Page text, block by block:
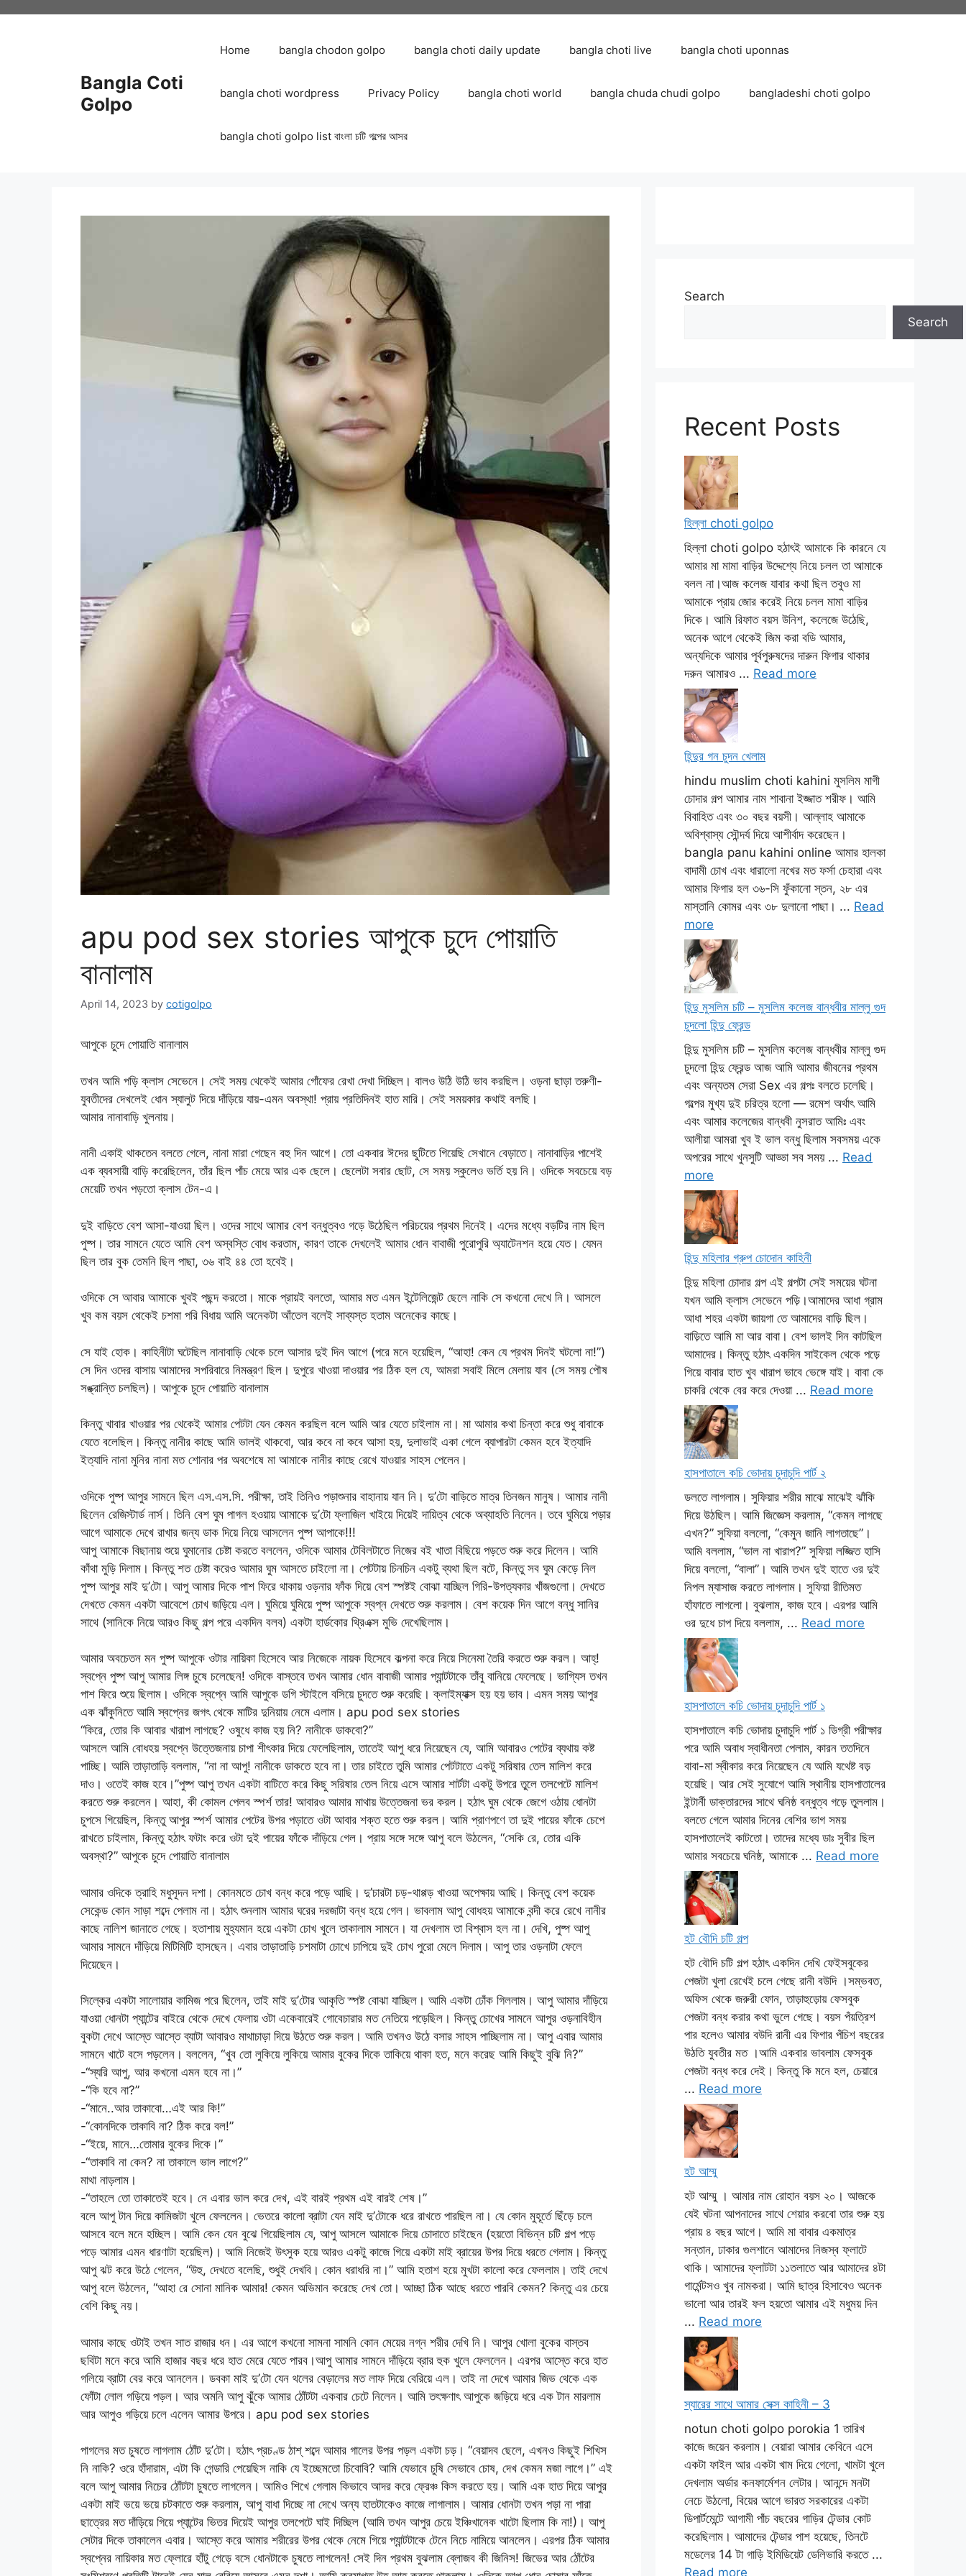
Bangla Coti
Golpo
Home bangla chodon golpo bangla choti daily update bangla choti live bangla choti uponnas
bangla choti wordpress Privacy Policy bangla choti world bangla chuda chudi golpo bangladeshi choti golpo
bangla choti golpo list বাংলা চটি গল্পের আসর
apu pod sex stories আপুকে চুদে পোয়াতি
বানালাম
April 14, 2023 by cotigolpo
আপুকে চুদে পোয়াতি বানালাম
তখন আমি পড়ি ক্লাস সেভেনে। সেই সময় থেকেই আমার গোঁফের রেখা দেখা দিচ্ছিল। বালও উঠি উঠি ভাব করছিল। ওড়না ছাড়া তরুণী-
যুবতীদের দেখলেই ধোন স্যালুট দিয়ে দাঁড়িয়ে যায়-এমন অবস্থা! প্রায় প্রতিদিনই হাত মারি। সেই সময়কার কথাই বলছি।
আমার নানাবাড়ি খুলনায়।
নানী একাই থাকতেন বলতে গেলে, নানা মারা গেছেন বহু দিন আগে। তো একবার ঈদের ছুটিতে গিয়েছি সেখানে বেড়াতে। নানাবাড়ির পাশেই
এক ব্যবসায়ী বাড়ি করেছিলেন, তাঁর ছিল পাঁচ মেয়ে আর এক ছেলে। ছেলেটা সবার ছোট, সে সময় স্কুলেও ভর্তি হয় নি। ওদিকে সবচেয়ে বড়
মেয়েটি তখন পড়তো ক্লাস টেন-এ।
দুই বাড়িতে বেশ আসা-যাওয়া ছিল। ওদের সাথে আমার বেশ বন্ধুত্বও গড়ে উঠেছিল পরিচয়ের প্রথম দিনেই। এদের মধ্যে বড়টির নাম ছিল
পুষ্প। তার সামনে যেতে আমি বেশ অস্বস্তি বোধ করতাম, কারণ তাকে দেখলেই আমার ধোন বাবাজী পুরোপুরি অ্যাটেনশন হয়ে যেত। যেমন
ছিল তার বুক তেমনি ছিল পাছা, ৩৬ বাই ৪৪ তো হবেই।
ওদিকে সে আবার আমাকে খুবই পছন্দ করতো। মাকে প্রায়ই বলতো, আমার মত এমন ইন্টেলিজেন্ট ছেলে নাকি সে কখনো দেখে নি। আসলে
খুব কম বয়স থেকেই চশমা পরি বিধায় আমি অনেকটা আঁতেল বলেই সাব্যস্ত হতাম অনেকের কাছে।
সে যাই হোক। কাহিনীটা ঘটেছিল নানাবাড়ি থেকে চলে আসার দুই দিন আগে (পরে মনে হয়েছিল, “আহা! কেন যে প্রথম দিনই ঘটলো না!”)
সে দিন ওদের বাসায় আমাদের সপরিবারে নিমন্ত্রণ ছিল। দুপুরে খাওয়া দাওয়ার পর ঠিক হল যে, আমরা সবাই মিলে মেলায় যাব (সে সময় পৌষ
সঙ্ক্রান্তি চলছিল)। আপুকে চুদে পোয়াতি বানালাম
কিন্তু খাবার খাওয়ার পর থেকেই আমার পেটটা যেন কেমন করছিল বলে আমি আর যেতে চাইলাম না। মা আমার কথা চিন্তা করে শুধু বাবাকে
যেতে বলেছিল। কিন্তু নানীর কাছে আমি ভালই থাকবো, আর কবে না কবে আসা হয়, দুলাভাই একা গেলে ব্যাপারটা কেমন হবে ইত্যাদি
ইত্যাদি নানা মুনির নানা মত শোনার পর অবশেষে মা আমাকে নানীর কাছে রেখে যাওয়ার সাহস পেলেন।
ওদিকে পুষ্প আপুর সামনে ছিল এস.এস.সি. পরীক্ষা, তাই তিনিও পড়াশুনার বাহানায় যান নি। দু’টো বাড়িতে মাত্র তিনজন মানুষ। আমার নানী
ছিলেন রেজিস্টার্ড নার্স। তিনি বেশ ঘুম পাগল হওয়ায় আমাকে দু’টো ফ্লাজিল খাইয়ে দিয়েই দায়িত্ব থেকে অব্যাহতি নিলেন। তবে ঘুমিয়ে পড়ার
আগে আমাকে দেখে রাখার জন্য ডাক দিয়ে নিয়ে আসলেন পুষ্প আপাকে!!!
আপু আমাকে বিছানায় শুয়ে ঘুমানোর চেষ্টা করতে বললেন, ওদিকে আমার টেবিলটাতে নিজের বই খাতা বিছিয়ে পড়তে শুরু করে দিলেন। আমি
কাঁথা মুড়ি দিলাম। কিন্তু শত চেষ্টা করেও আমার ঘুম আসতে চাইলো না। পেটটায় চিনচিন একটু ব্যথা ছিল বটে, কিন্তু সব ঘুম কেড়ে নিল
পুষ্প আপুর মাই দু’টো। আপু আমার দিকে পাশ ফিরে থাকায় ওড়নার ফাঁক দিয়ে বেশ স্পষ্টই বোঝা যাচ্ছিল গিরি-উপত্যকার খাঁজগুলো। দেখতে
দেখতে কেমন একটা আবেশে চোখ জড়িয়ে এল। ঘুমিয়ে ঘুমিয়ে পুষ্প আপুকে স্বপ্ন দেখতে শুরু করলাম। বেশ কয়েক দিন আগে বন্ধু সানির
সাথে (সানিকে নিয়ে আরও কিছু গল্প পরে একদিন বলব) একটা হার্ডকোর থ্রিএক্স মুভি দেখেছিলাম।
আমার অবচেতন মন পুষ্প আপুকে ওটার নায়িকা হিসেবে আর নিজেকে নায়ক হিসেবে কল্পনা করে নিয়ে সিনেমা তৈরি করতে শুরু করল। আহ্!
স্বপ্নে পুষ্প আপু আমার লিঙ্গ চুষে চলেছেন! ওদিকে বাস্তবে তখন আমার ধোন বাবাজী আমার প্যান্টটাকে তাঁবু বানিয়ে ফেলেছে। ভাগ্যিস তখন
পাশ ফিরে শুয়ে ছিলাম। ওদিকে স্বপ্নে আমি আপুকে ডগি স্টাইলে বসিয়ে চুদতে শুরু করেছি। ক্লাইম্যাক্স হয় হয় ভাব। এমন সময় আপুর
এক ঝাঁকুনিতে আমি স্বপ্নের জগৎ থেকে মাটির দুনিয়ায় নেমে এলাম। apu pod sex stories
“কিরে, তোর কি আবার খারাপ লাগছে? ওষুধে কাজ হয় নি? নানীকে ডাকবো?”
আসলে আমি বোধহয় স্বপ্নে উত্তেজনায় চাপা শীৎকার দিয়ে ফেলেছিলাম, তাতেই আপু ধরে নিয়েছেন যে, আমি আবারও পেটের ব্যথায় কষ্ট
পাচ্ছি। আমি তাড়াতাড়ি বললাম, “না না আপু! নানীকে ডাকতে হবে না। তার চাইতে তুমি আমার পেটটাতে একটু সরিষার তেল মালিশ করে
দাও। ওতেই কাজ হবে।”পুষ্প আপু তখন একটা বাটিতে করে কিছু সরিষার তেল নিয়ে এসে আমার শার্টটা একটু উপরে তুলে তলপেটে মালিশ
করতে শুরু করলেন। আহা, কী কোমল পেলব স্পর্শ তার! আবারও আমার মাথায় উত্তেজনা ভর করল। হঠাৎ ঘুম থেকে জেগে ওঠায় ধোনটা
চুপসে গিয়েছিল, কিন্তু আপুর স্পর্শ আমার পেটের উপর পড়াতে ওটা আবার শক্ত হতে শুরু করল। আমি প্রাণপণে তা দুই পায়ের ফাঁকে চেপে
রাখতে চাইলাম, কিন্তু হঠাৎ ফটাং করে ওটা দুই পায়ের ফাঁকে দাঁড়িয়ে গেল। প্রায় সঙ্গে সঙ্গে আপু বলে উঠলেন, “সেকি রে, তোর একি
অবস্থা?” আপুকে চুদে পোয়াতি বানালাম
আমার ওদিকে ত্রাহি মধুসূদন দশা। কোনমতে চোখ বন্ধ করে পড়ে আছি। দু’চারটা চড়-থাপ্পড় খাওয়া অপেক্ষায় আছি। কিন্তু বেশ কয়েক
সেকেন্ড কোন সাড়া শব্দে পেলাম না। হঠাৎ শুনলাম আমার ঘরের দরজাটা বন্ধ হয়ে গেল। ভাবলাম আপু বোধহয় আমাকে বন্দী করে রেখে নানীর
কাছে নালিশ জানাতে গেছে। হতাশায় মুহ্যমান হয়ে একটা চোখ খুলে তাকালাম সামনে। যা দেখলাম তা বিশ্বাস হল না। দেখি, পুষ্প আপু
আমার সামনে দাঁড়িয়ে মিটিমিটি হাসছেন। এবার তাড়াতাড়ি চশমাটা চোখে চাপিয়ে দুই চোখ পুরো মেলে দিলাম। আপু তার ওড়নাটা ফেলে
দিয়েছেন।
সিল্কের একটা সালোয়ার কামিজ পরে ছিলেন, তাই মাই দু’টোর আকৃতি স্পষ্ট বোঝা যাচ্ছিল। আমি একটা ঢোঁক গিললাম। আপু আমার দাঁড়িয়ে
যাওয়া ধোনটা প্যান্টের বাইরে থেকে দেখে ফেলায় ওটা একেবারেই গোবেচারার মত নেতিয়ে পড়েছিল। কিন্তু চোখের সামনে আপুর ওড়নাবিহীন
বুকটা দেখে আস্তে আস্তে ব্যাটা আবারও মাথাচাড়া দিয়ে উঠতে শুরু করল। আমি তখনও উঠে বসার সাহস পাচ্ছিলাম না। আপু এবার আমার
সামনে খাটে বসে পড়লেন। বললেন, “খুব তো লুকিয়ে লুকিয়ে আমার বুকের দিকে তাকিয়ে থাকা হত, মনে করেছ আমি কিছুই বুঝি নি?”
-“স্যরি আপু, আর কখনো এমন হবে না।”
-“কি হবে না?”
-“মানে..আর তাকাবো…এই আর কি!”
-“কোনদিকে তাকাবি না? ঠিক করে বল!”
-“ইয়ে, মানে…তোমার বুকের দিকে।”
-“তাকাবি না কেন? না তাকালে ভাল লাগে?”
মাথা নাড়লাম।
-“তাহলে তো তাকাতেই হবে। নে এবার ভাল করে দেখ, এই বারই প্রথম এই বারই শেষ।”
বলে আপু টান দিয়ে কামিজটা খুলে ফেললেন। ভেতরে কালো ব্রাটা যেন মাই দু’টোকে ধরে রাখতে পারছিল না। যে কোন মুহূর্তে ছিঁড়ে চলে
আসবে বলে মনে হচ্ছিল। আমি কেন যেন বুঝে গিয়েছিলাম যে, আপু আসলে আমাকে দিয়ে চোদাতে চাইছেন (হয়তো বিভিন্ন চটি গল্প পড়ে
পড়ে আমার এমন ধারণাটা হয়েছিল)। আমি নিজেই উৎসুক হয়ে আরও একটু কাজে গিয়ে একটা মাই ব্রায়ের উপর দিয়ে ধরতে গেলাম। কিন্তু
আপু ঝট করে উঠে গেলেন, “উহু, দেখতে বলেছি, শুধুই দেখবি। কোন ধরাধরি না।” আমি হতাশ হয়ে মুখটা কালো করে ফেললাম। তাই দেখে
আপু বলে উঠলেন, “আহা রে সোনা মানিক আমার! কেমন অভিমান করেছে দেখ তো। আচ্ছা ঠিক আছে ধরতে পারবি কেমন? কিন্তু এর চেয়ে
বেশি কিছু নয়।
আমার কাছে ওটাই তখন সাত রাজার ধন। এর আগে কখনো সামনা সামনি কোন মেয়ের নগ্ন শরীর দেখি নি। আপুর খোলা বুকের বাস্তব
ছবিটা মনে করে আমি হাজার বছর ধরে হাত মেরে যেতে পারব।আপু আমার সামনে দাঁড়িয়ে ব্রার হুক খুলে ফেললেন। এরপর আস্তে করে হাত
গলিয়ে ব্রাটা বের করে আনলেন। ডবকা মাই দু’টো যেন থলের বেড়ালের মত লাফ দিয়ে বেরিয়ে এল। তাই না দেখে আমার জিভ থেকে এক
ফোঁটা লোল গড়িয়ে পড়ল। আর অমনি আপু ঝুঁকে আমার ঠোঁটটা একবার চেটে নিলেন। আমি তৎক্ষণাৎ আপুকে জড়িয়ে ধরে এক টান মারলাম
আর আপুও গড়িয়ে চলে এলেন আমার উপরে। apu pod sex stories
পাগলের মত চুষতে লাগলাম ঠোঁট দু’টো। হঠাৎ প্রচণ্ড ঠাশ্ শব্দে আমার গালের উপর পড়ল একটা চড়। “বেয়াদব ছেলে, এখনও কিছুই শিখিস
নি নাকি? ওরে হাঁদারাম, এটা কি গেন্ডারি পেয়েছিস নাকি যে ইচ্ছেমতো চিবোবি? আমি যেভাবে চুষি সেভাবে চোষ, দেখ কেমন মজা লাগে।” এই
বলে আপু আমার নিচের ঠোঁটটা চুষতে লাগলেন। আমিও শিখে গেলাম কিভাবে আদর করে ফ্রেঞ্চ কিস করতে হয়। আমি এক হাত দিয়ে আপুর
একটা মাই ভয়ে ভয়ে চটকাতে শুরু করলাম, আপু বাধা দিচ্ছে না দেখে অন্য হাতটাকেও কাজে লাগালাম। আমার ধোনটা তখন পড়া না পারা
ছাত্রের মত দাঁড়িয়ে গিয়ে প্যান্টের ভিতর দিয়েই আপুর তলপেটে ঘাই দিচ্ছিল (আমি তখন আপুর চেয়ে ইঞ্চিখানেক খাটো ছিলাম কি না!)। আপু
সেটার দিকে তাকালেন এবার। আস্তে করে আমার শরীরের উপর থেকে নেমে গিয়ে প্যান্টটাকে টেনে নিচে নামিয়ে আনলেন। এরপর ঠিক আমার
স্বপ্নের নায়িকার মত ফ্লোরে হাঁটু গেড়ে বসে ধোনটাকে চুষতে লাগলেন! সেই দিন প্রথম বুঝলাম ব্লোজব কী জিনিস! জিভের আর ঠোঁটের
Search
Search
Recent Posts
হিল্লা choti golpo
হিল্লা choti golpo হঠাৎই আমাকে কি কারনে যে
আমার মা মামা বাড়ির উদ্দেশ্যে নিয়ে চলল তা আমাকে
বলল না।আজ কলেজ যাবার কথা ছিল তবুও মা
আমাকে প্রায় জোর করেই নিয়ে চলল মামা বাড়ির
দিকে। আমি রিফাত বয়স উনিশ, কলেজে উঠেছি,
অনেক আগে থেকেই জিম করা বডি আমার,
অন্যদিকে আমার পূর্বপুরুষদের দারুন ফিগার থাকার
দরুন আমারও ... Read more
হিন্দুর গন চুদন খেলাম
hindu muslim choti kahini মুসলিম মাগী
চোদার গল্প আমার নাম শাবানা ইজ্জাত শরীফ। আমি
বিবাহিত এবং ৩০ বছর বয়সী। আল্লাহ আমাকে
অবিশ্বাস্য সৌন্দর্য দিয়ে আশীর্বাদ করেছেন।
bangla panu kahini online আমার হালকা
বাদামী চোখ এবং ধারালো নখের মত ফর্সা চেহারা এবং
আমার ফিগার হল ৩৬-সি ফুঁকানো স্তন, ২৮ এর
মাস্তানি কোমর এবং ৩৮ দুলানো পাছা। ... Read
more
হিন্দু মুসলিম চটি – মুসলিম কলেজ বান্ধবীর মাল্লু গুদ
চুদলো হিন্দু ফ্রেন্ড
হিন্দু মুসলিম চটি – মুসলিম কলেজ বান্ধবীর মাল্লু গুদ
চুদলো হিন্দু ফ্রেন্ড আজ আমি আমার জীবনের প্রথম
এবং অন্যতম সেরা Sex এর গল্পঃ বলতে চলেছি।
গল্পের মুখ্য দুই চরিত্র হলো — রমেশ অর্থাৎ আমি
এবং আমার কলেজের বান্ধবী নুসরাত আমিঃ এবং
আলীয়া আমরা খুব ই ভাল বন্ধু ছিলাম সবসময় একে
অপরের সাথে খুনসুটি আড্ডা সব সময় ... Read
more
হিন্দু মহিলার গ্রুপ চোদোন কাহিনী
হিন্দু মহিলা চোদার গল্প এই গল্পটা সেই সময়ের ঘটনা
যখন আমি ক্লাস সেভেনে পড়ি।আমাদের আধা গ্রাম
আধা শহর একটা জায়গা তে আমাদের বাড়ি ছিল।
বাড়িতে আমি মা আর বাবা। বেশ ভালই দিন কাটছিল
আমাদের। কিন্তু হঠাৎ একদিন সাইকেল থেকে পড়ে
গিয়ে বাবার হাত খুব খারাপ ভাবে ভেঙ্গে যাই। বাবা কে
চাকরি থেকে বের করে দেওয়া ... Read more
হাসপাতালে কচি ভোদায় চুদাচুদি পার্ট ২
ডলতে লাগলাম। সুফিয়ার শরীর মাঝে মাঝেই ঝাঁকি
দিয়ে উঠছিল। আমি জিজ্ঞেস করলাম, “কেমন লাগছে
এখন?” সুফিয়া বললো, “কেমুন জানি লাগতাছে”।
আমি বললাম, “ভাল না খারাপ?” সুফিয়া লজ্জিত হাসি
দিয়ে বললো, “বালা”। আমি তখন দুই হাতে ওর দুই
নিপল ম্যাসাজ করতে লাগলাম। সুফিয়া রীতিমত
হাঁফাতে লাগলো। বুঝলাম, কাজ হবে। এরপর আমি
ওর দুধে চাপ দিয়ে বললাম, ... Read more
হাসপাতালে কচি ভোদায় চুদাচুদি পার্ট ১
হাসপাতালে কচি ভোদায় চুদাচুদি পার্ট ১ ডিগ্রী পরীক্ষার
পরে আমি অবাধ স্বাধীনতা পেলাম, কারন ততদিনে
বাবা-মা স্বীকার করে নিয়েছেন যে আমি যথেষ্ট বড়
হয়েছি। আর সেই সুযোগে আমি স্থানীয় হাসপাতালের
ইন্টার্নী ডাক্তারদের সাথে ঘনিষ্ঠ বন্ধুত্ব গড়ে তুললাম।
বলতে গেলে আমার দিনের বেশির ভাগ সময়
হাসপাতালেই কাটতো। তাদের মধ্যে ডাঃ সুবীর ছিল
আমার সবচেয়ে ঘনিষ্ঠ, আমাকে ... Read more
হট বৌদি চটি গল্প
হট বৌদি চটি গল্প হঠাৎ একদিন দেখি ফেইসবুকের
পেজটা খুলা রেখেই চলে গেছে রানী বউদি ।সম্ভবত,
অফিস থেকে জরুরী ফোন, তাড়াহুড়োয় ফেসবুক
পেজটা বন্ধ করার কথা ভুলে গেছে। বয়স পঁয়ত্রিশ
পার হলেও আমার বউদি রানী এর ফিগার পঁচিশ বছরের
উঠতি যুবতীর মত ।আমি একবার ভাবলাম ফেসবুক
পেজটা বন্ধ করে দেই। কিন্তু কি মনে হল, চেয়ারে
... Read more
হট আম্মু
হট আম্মু । আমার নাম রোহান বয়স ২০। আজকে
যেই ঘটনা আপনাদের সাথে শেয়ার করবো তার শুরু হয়
প্রায় ৪ বছর আগে। আমি মা বাবার একমাত্র
সন্তান, ঢাকার গুলশানে আমাদের নিজস্ব ফ্লাটে
থাকি। আমাদের ফ্লাটটা ১১তলাতে আর আমাদের ৪টা
গার্মেন্টসও খুব নামকরা। আমি ছাত্র হিসাবেও অনেক
ভালো আর তারই ফল হয়তো আমার এই মধুময় দিন
... Read more
স্যারের সাথে আমার সেক্স কাহিনী – 3
notun choti golpo porokia 1 তারিখ
কাজে জয়েন করলাম। বেয়ারা আমার কেবিনে এসে
একটা ফাইল আর একটা খাম দিয়ে গেলো, খামটা খুলে
দেখলাম অর্ডার কনফার্মেশন লেটার। আনন্দে মনটা
নেচে উঠলো, বিয়ের আগে ভারত সরকারের একটা
ডিপার্টমেন্টে আগামী পাঁচ বছরের গাড়ির টেন্ডার কোট
করেছিলাম। আমাদের টেন্ডার পাশ হয়েছে, তিনটে
মডেলের 14 টা গাড়ি ইমিডিয়েট ডেলিভারি করতে ...
Read more